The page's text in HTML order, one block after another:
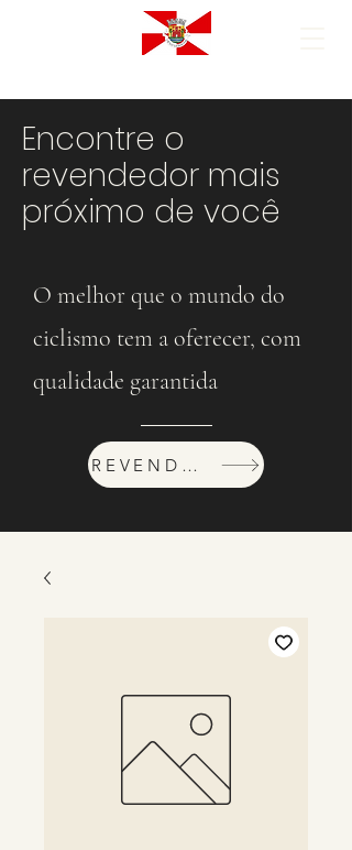
Encontre o
revendedor mais
próximo de você
O melhor que o mundo do
ciclismo tem a oferecer, com
qualidade garantida
REVENDEDORES